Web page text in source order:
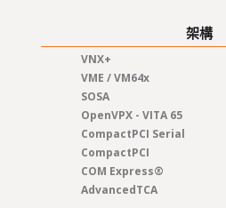
架構
VNX+
VME / VM64x
SOSA
OpenVPX - VITA 65
CompactPCI Serial
CompactPCI
COM Express®
AdvancedTCA